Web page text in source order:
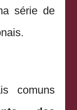
série de
comuns